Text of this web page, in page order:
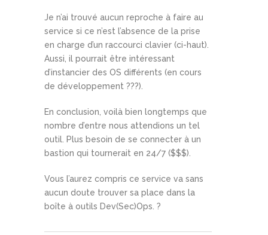
Je n’ai trouvé aucun reproche à faire au
service si ce n’est l’absence de la prise
en charge d’un raccourci clavier (ci-haut).
Aussi, il pourrait être intéressant
d’instancier des OS différents (en cours
de développement ???).
En conclusion, voilà bien longtemps que
nombre d’entre nous attendions un tel
outil. Plus besoin de se connecter à un
bastion qui tournerait en 24/7 ($$$).
Vous l’aurez compris ce service va sans
aucun doute trouver sa place dans la
boîte à outils Dev(Sec)Ops. ?